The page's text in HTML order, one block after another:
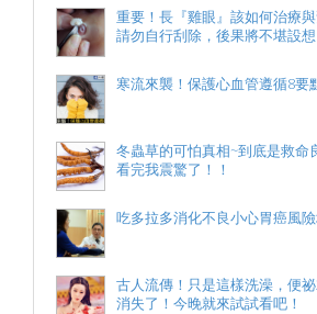
重要！長『雞眼』該如何治療
請勿自行刮除，後果將不堪設想
寒流來襲！保護心血管遵循8要
冬蟲草的可怕真相~到底是救命
看完我震驚了！！
吃多拉多消化不良小心胃癌風
古人流傳！只是這樣洗澡，便
消失了！今晚就來試試看吧！